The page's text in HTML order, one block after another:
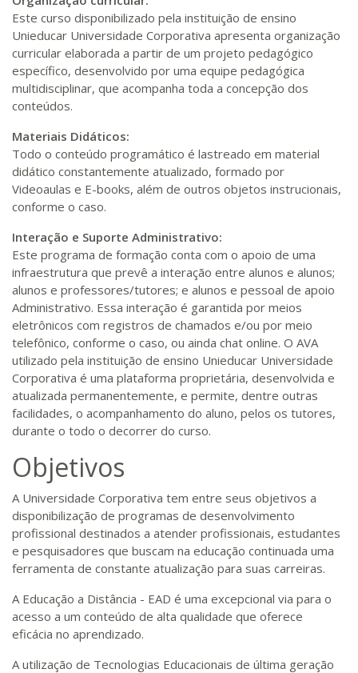
Este curso disponibilizado pela instituição de ensino
Unieducar Universidade Corporativa apresenta organização
curricular elaborada a partir de um projeto pedagógico
específico, desenvolvido por uma equipe pedagógica
multidisciplinar, que acompanha toda a concepção dos
conteúdos.
Materiais Didáticos:
Todo o conteúdo programático é lastreado em material
didático constantemente atualizado, formado por
Videoaulas e E-books, além de outros objetos instrucionais,
conforme o caso.
Interação e Suporte Administrativo:
Este programa de formação conta com o apoio de uma
infraestrutura que prevê a interação entre alunos e alunos;
alunos e professores/tutores; e alunos e pessoal de apoio
Administrativo. Essa interação é garantida por meios
eletrônicos com registros de chamados e/ou por meio
telefônico, conforme o caso, ou ainda chat online. O AVA
utilizado pela instituição de ensino Unieducar Universidade
Corporativa é uma plataforma proprietária, desenvolvida e
atualizada permanentemente, e permite, dentre outras
facilidades, o acompanhamento do aluno, pelos os tutores,
durante o todo o decorrer do curso.
Objetivos
A Universidade Corporativa tem entre seus objetivos a
disponibilização de programas de desenvolvimento
profissional destinados a atender profissionais, estudantes
e pesquisadores que buscam na educação continuada uma
ferramenta de constante atualização para suas carreiras.
A Educação a Distância - EAD é uma excepcional via para o
acesso a um conteúdo de alta qualidade que oferece
eficácia no aprendizado.
A utilização de Tecnologias Educacionais de última geração